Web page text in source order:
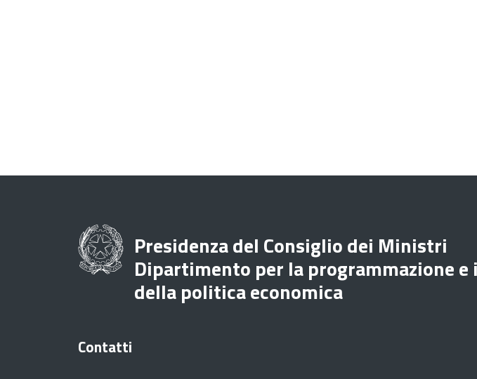
Presidenza del Consiglio dei Ministri
Dipartimento per la programmazione
della politica economica
Contatti